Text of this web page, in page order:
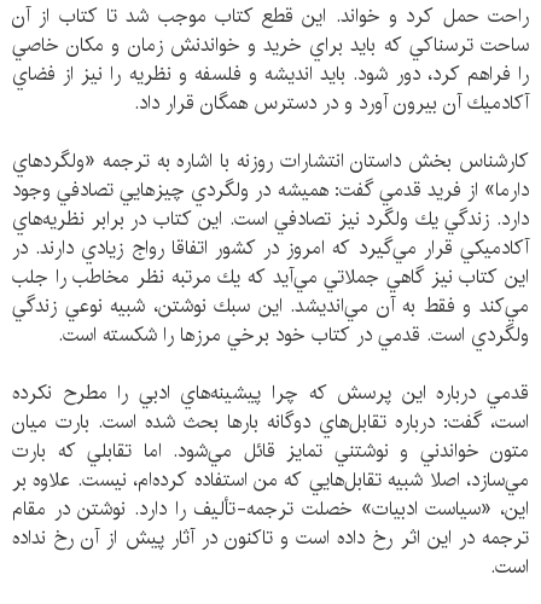
راحت حمل كرد و خواند. اين قطع كتاب موجب شد تا كتاب از آن
ساحت ترسناكي كه بايد براي خريد و خواندنش زمان و مكان خاصي
را فراهم كرد، دور شود. بايد انديشه و فلسفه و نظريه را نيز از فضاي
آكادميك آن بيرون آورد و در دسترس همگان قرار داد.
كارشناس بخش داستان انتشارات روزنه با اشاره به ترجمه «ولگردهاي
دارما» از فريد قدمي گفت: هميشه در ولگردي چيزهايي تصادفي وجود
دارد. زندگي يك ولگرد نيز تصادفي است. اين كتاب در برابر نظريه‌هاي
آكادميكي قرار مي‌گيرد كه امروز در كشور اتفاقا رواج زيادي دارند. در
اين كتاب نيز گاهي جملاتي مي‌آيد كه يك مرتبه نظر مخاطب را جلب
مي‌كند و فقط به آن مي‌انديشد. اين سبك نوشتن، شبيه نوعي زندگي
ولگردي است. قدمي در كتاب خود برخي مرزها را شكسته است.
قدمي درباره اين پرسش كه چرا پيشينه‌هاي ادبي را مطرح نكرده
است، گفت: درباره تقابل‌هاي دوگانه بارها بحث شده است. بارت ميان
متون خواندني و نوشتني تمايز قائل مي‌شود. اما تقابلي كه بارت
مي‌سازد، اصلا شبيه تقابل‌هايي كه من استفاده كرده‌ام، نيست. علاوه بر
اين، «سياست ادبيات» خصلت ترجمه-تأليف را دارد. نوشتن در مقام
ترجمه در اين اثر رخ داده است و تاكنون در آثار پيش از آن رخ نداده
است.